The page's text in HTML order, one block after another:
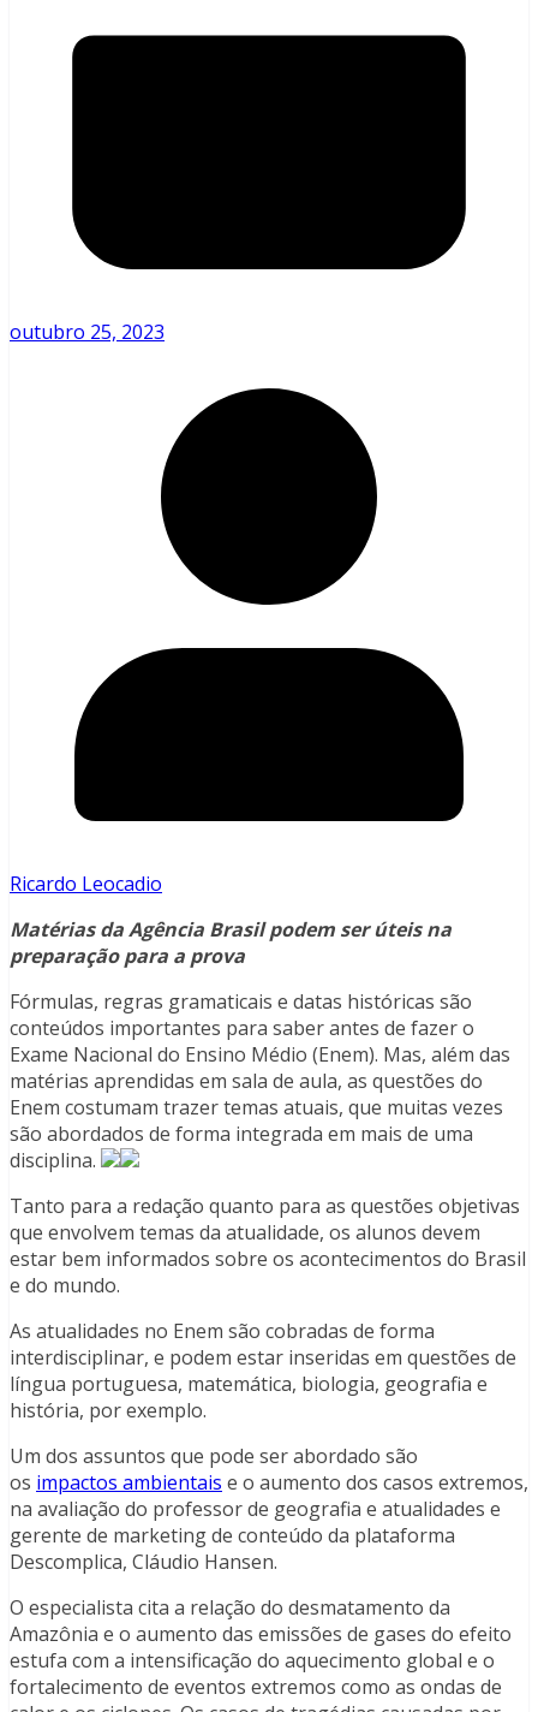
outubro 25, 2023
Ricardo Leocadio
Matérias da Agência Brasil podem ser úteis na
preparação para a prova
Fórmulas, regras gramaticais e datas históricas são
conteúdos importantes para saber antes de fazer o
Exame Nacional do Ensino Médio (Enem). Mas, além das
matérias aprendidas em sala de aula, as questões do
Enem costumam trazer temas atuais, que muitas vezes
são abordados de forma integrada em mais de uma
disciplina.
Tanto para a redação quanto para as questões objetivas
que envolvem temas da atualidade, os alunos devem
estar bem informados sobre os acontecimentos do Brasil
e do mundo.
As atualidades no Enem são cobradas de forma
interdisciplinar, e podem estar inseridas em questões de
língua portuguesa, matemática, biologia, geografia e
história, por exemplo.
Um dos assuntos que pode ser abordado são
os impactos ambientais e o aumento dos casos extremos,
na avaliação do professor de geografia e atualidades e
gerente de marketing de conteúdo da plataforma
Descomplica, Cláudio Hansen.
O especialista cita a relação do desmatamento da
Amazônia e o aumento das emissões de gases do efeito
estufa com a intensificação do aquecimento global e o
fortalecimento de eventos extremos como as ondas de